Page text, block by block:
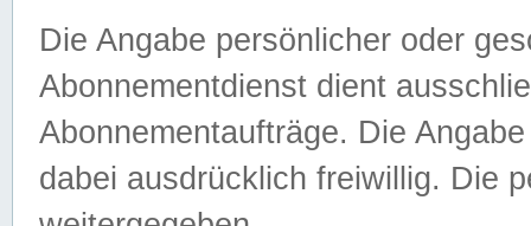
Die Angabe persönlicher oder
Abonnementdienst dient
Abonnementaufträge. Die
dabei ausdrücklich freiwillig. Die